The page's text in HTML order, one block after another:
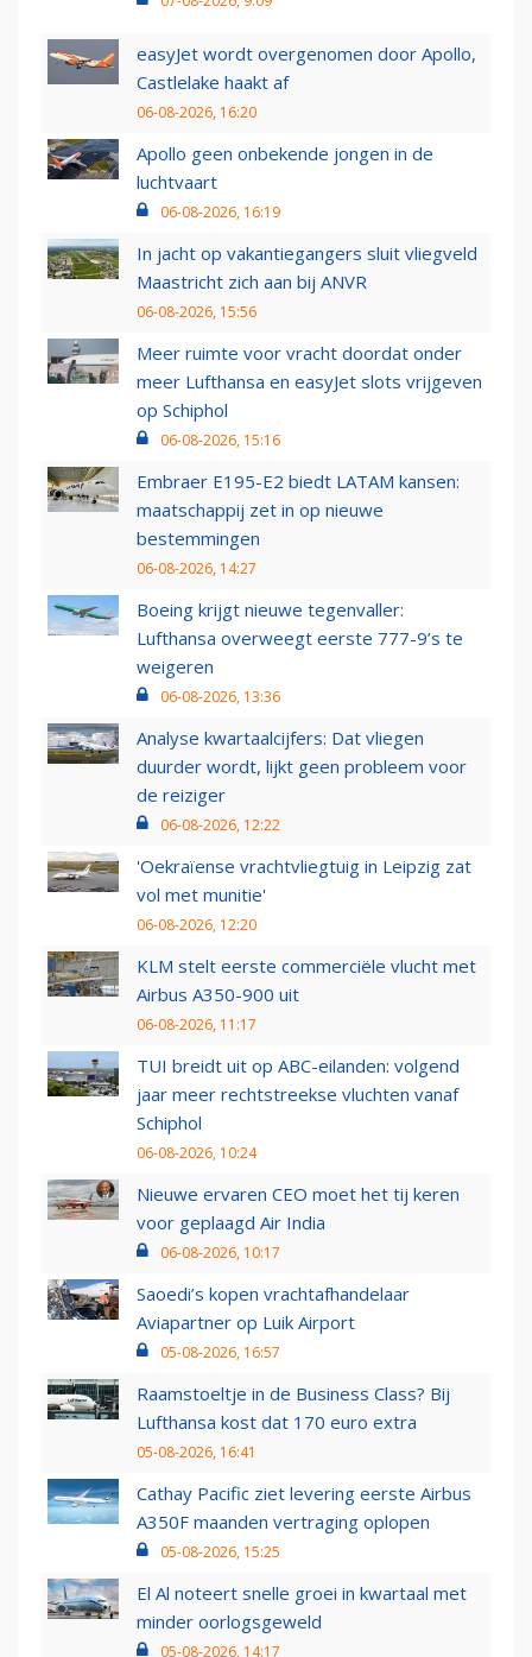
easyJet wordt overgenomen door Apollo,
Castlelake haakt af
06-08-2026, 16:20
Apollo geen onbekende jongen in de
luchtvaart
06-08-2026, 16:19
In jacht op vakantiegangers sluit vliegveld
Maastricht zich aan bij ANVR
06-08-2026, 15:56
Meer ruimte voor vracht doordat onder
meer Lufthansa en easyJet slots vrijgeven
op Schiphol
06-08-2026, 15:16
Embraer E195-E2 biedt LATAM kansen:
maatschappij zet in op nieuwe
bestemmingen
06-08-2026, 14:27
Boeing krijgt nieuwe tegenvaller:
Lufthansa overweegt eerste 777-9’s te
weigeren
06-08-2026, 13:36
Analyse kwartaalcijfers: Dat vliegen
duurder wordt, lijkt geen probleem voor
de reiziger
06-08-2026, 12:22
'Oekraïense vrachtvliegtuig in Leipzig zat
vol met munitie'
06-08-2026, 12:20
KLM stelt eerste commerciële vlucht met
Airbus A350-900 uit
06-08-2026, 11:17
TUI breidt uit op ABC-eilanden: volgend
jaar meer rechtstreekse vluchten vanaf
Schiphol
06-08-2026, 10:24
Nieuwe ervaren CEO moet het tij keren
voor geplaagd Air India
06-08-2026, 10:17
Saoedi’s kopen vrachtafhandelaar
Aviapartner op Luik Airport
05-08-2026, 16:57
Raamstoeltje in de Business Class? Bij
Lufthansa kost dat 170 euro extra
05-08-2026, 16:41
Cathay Pacific ziet levering eerste Airbus
A350F maanden vertraging oplopen
05-08-2026, 15:25
El Al noteert snelle groei in kwartaal met
minder oorlogsgeweld
05-08-2026, 14:17